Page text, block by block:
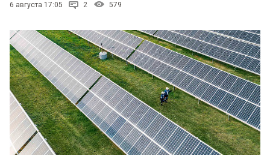
6 августа 17:05 2 579